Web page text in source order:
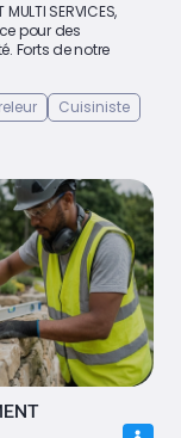
SERVICES,
pour des
Forts de notre
Cuisiniste